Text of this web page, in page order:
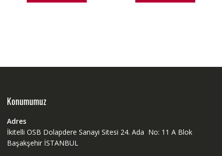
Konumumuz
Adres
İkitelli OSB Dolapdere Sanayi Sitesi 24. Ada No: 11 A Blok
Başakşehir İSTANBUL